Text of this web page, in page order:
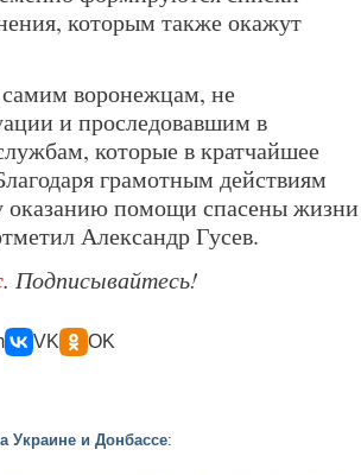
которым также окажут
самим воронежцам, не
и проследовавшим в
которые в кратчайшее
грамотным действиям
оказанию помощи спасены жизни
Александр Гусев.
. Подписывайтесь!
VK OK
Украине и Донбассе: